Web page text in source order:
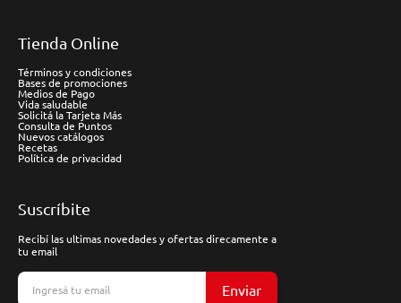
Tienda Online
Términos y condiciones
Bases de promociones
Medios de Pago
Vida saludable
Solicitá la Tarjeta Más
Consulta de Puntos
Nuevos catálogos
Recetas
Política de privacidad
Suscríbite
Recibí las ultimas novedades y ofertas direcamente a
tu email
Enviar